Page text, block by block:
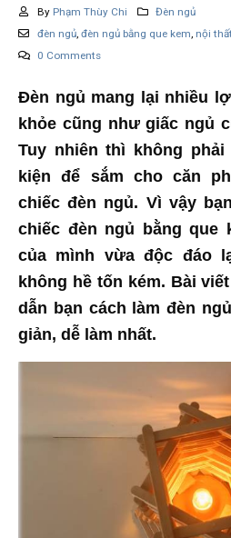
By Phạm Thùy Chi
Đèn ngủ
đèn ngủ, đèn ngủ bằng que kem, nội
0 Comments
Đèn ngủ mang lại nhiều
khỏe cũng như giấc ngủ
Tuy nhiên thì không
kiện để sắm cho căn
chiếc đèn ngủ. Vì vậy
chiếc đèn ngủ bằng que
của mình vừa độc đáo
không hề tốn kém. Bài
dẫn bạn cách làm đèn
giản, dễ làm nhất.